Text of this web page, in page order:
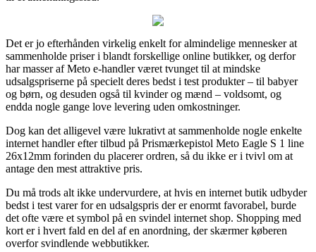
Det er jo efterhånden virkelig enkelt for almindelige mennesker at
sammenholde priser i blandt forskellige online butikker, og derfor
har masser af Meto e-handler været tvunget til at mindske
udsalgspriserne på specielt deres bedst i test produkter – til babyer
og børn, og desuden også til kvinder og mænd – voldsomt, og
endda nogle gange love levering uden omkostninger.
Dog kan det alligevel være lukrativt at sammenholde nogle enkelte
internet handler efter tilbud på Prismærkepistol Meto Eagle S 1 line
26x12mm forinden du placerer ordren, så du ikke er i tvivl om at
antage den mest attraktive pris.
Du må trods alt ikke undervurdere, at hvis en internet butik udbyder
bedst i test varer for en udsalgspris der er enormt favorabel, burde
det ofte være et symbol på en svindel internet shop. Shopping med
kort er i hvert fald en del af en anordning, der skærmer køberen
overfor svindlende webbutikker.